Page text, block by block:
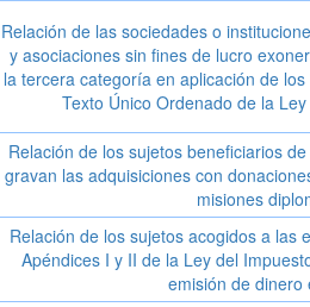
Relación de las sociedades o
y asociaciones sin fines de lucro
la tercera categoría en aplicación de
Texto Único Ordenado de la
Relación de los sujetos beneficiarios
gravan las adquisiciones con
misiones
Relación de los sujetos acogidos a las
Apéndices I y II de la Ley del
emisión de dinero